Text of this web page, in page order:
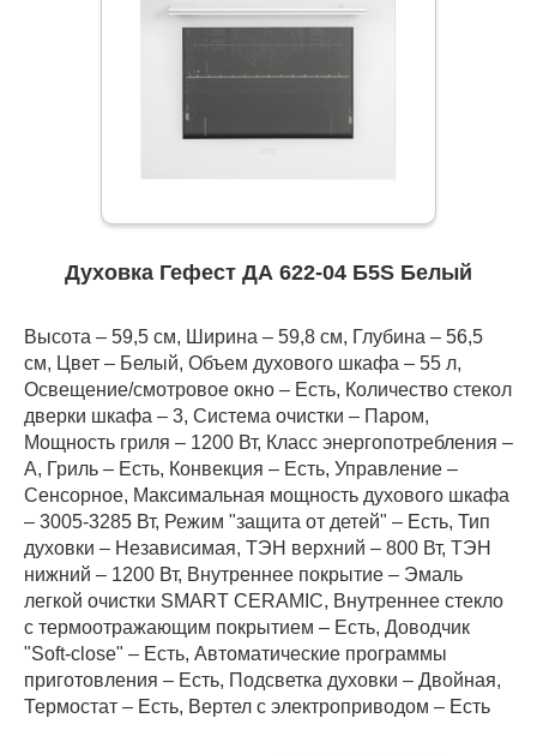
Духовка Гефест ДА 622-04 Б5S Белый
Высота – 59,5 см, Ширина – 59,8 см, Глубина – 56,5
см, Цвет – Белый, Объем духового шкафа – 55 л,
Освещение/смотровое окно – Есть, Количество стекол
дверки шкафа – 3, Система очистки – Паром,
Мощность гриля – 1200 Вт, Класс энергопотребления –
A, Гриль – Есть, Конвекция – Есть, Управление –
Сенсорное, Максимальная мощность духового шкафа
– 3005-3285 Вт, Режим "защита от детей" – Есть, Тип
духовки – Независимая, ТЭН верхний – 800 Вт, ТЭН
нижний – 1200 Вт, Внутреннее покрытие – Эмаль
легкой очистки SMART CERAMIC, Внутреннее стекло
с термоотражающим покрытием – Есть, Доводчик
"Soft-close" – Есть, Автоматические программы
приготовления – Есть, Подсветка духовки – Двойная,
Термостат – Есть, Вертел с электроприводом – Есть